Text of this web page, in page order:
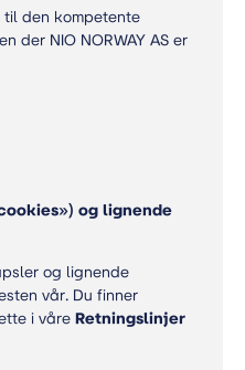
den kompetente
der NIO NORWAY AS er
og lignende
og lignende
vår. Du finner
i våre Retningslinjer